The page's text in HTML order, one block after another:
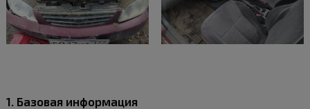
1. Базовая информация